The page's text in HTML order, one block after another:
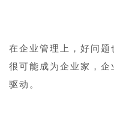
在企业管理上，好问
很可能成为企业家，
驱动。